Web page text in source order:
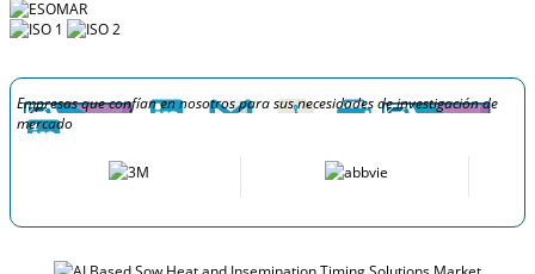
Empresas que confían en nosotros para sus necesidades de investigación de
mercado